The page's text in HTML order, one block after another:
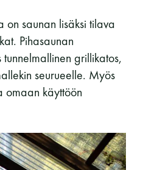
on saunan lisäksi tilava
Pihasaunan
grillikatos,
seurueelle. Myös
omaan käyttöön